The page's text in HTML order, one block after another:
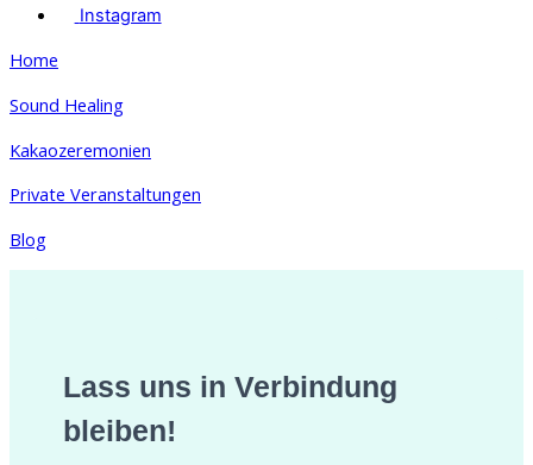
Instagram
Home
Sound Healing
Kakaozeremonien
Private Veranstaltungen
Blog